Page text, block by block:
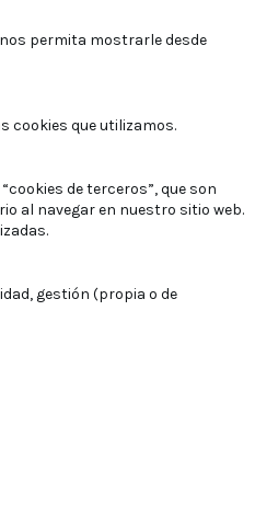
permita mostrarle desde
cookies que utilizamos.
de terceros”, que son
al navegar en nuestro sitio web.
gestión (propia o de